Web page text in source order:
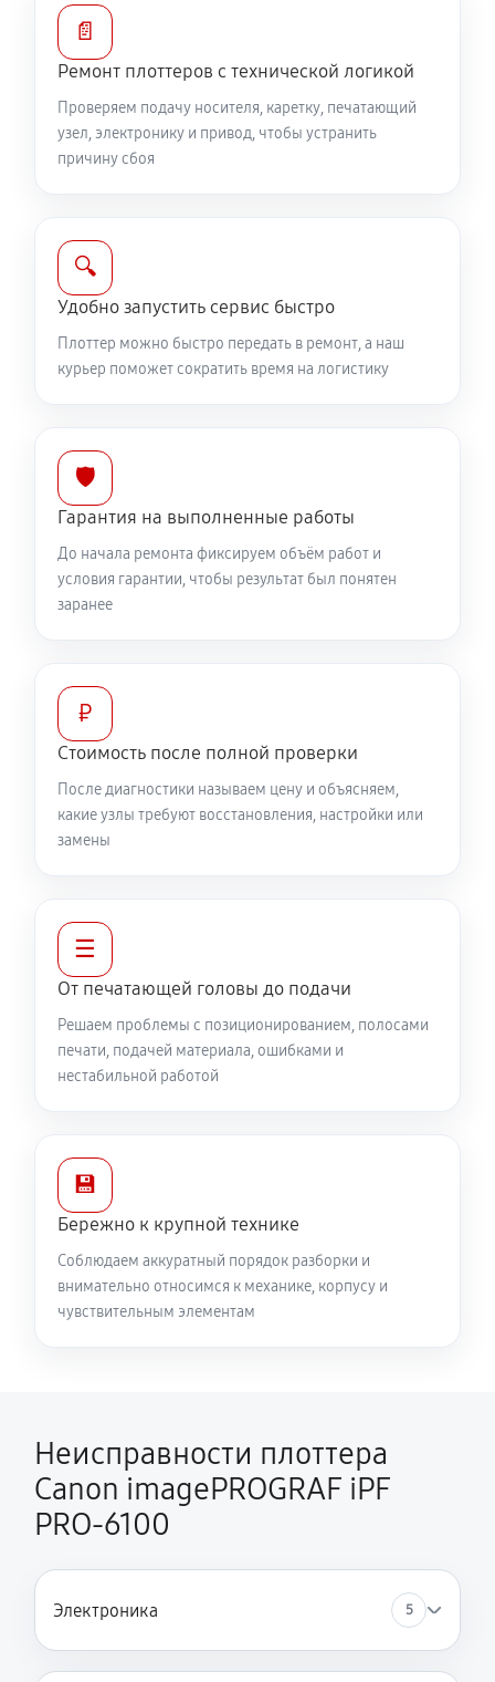
📄
Ремонт плоттеров с технической логикой
Проверяем подачу носителя, каретку, печатающий
узел, электронику и привод, чтобы устранить
причину сбоя
🔍
Удобно запустить сервис быстро
Плоттер можно быстро передать в ремонт, а наш
курьер поможет сократить время на логистику
🛡️
Гарантия на выполненные работы
До начала ремонта фиксируем объём работ и
условия гарантии, чтобы результат был понятен
заранее
₽
Стоимость после полной проверки
После диагностики называем цену и объясняем,
какие узлы требуют восстановления, настройки или
замены
☰
От печатающей головы до подачи
Решаем проблемы с позиционированием, полосами
печати, подачей материала, ошибками и
нестабильной работой
💾
Бережно к крупной технике
Соблюдаем аккуратный порядок разборки и
внимательно относимся к механике, корпусу и
чувствительным элементам
Неисправности плоттера
Canon imagePROGRAF iPF
PRO-6100
Электроника 5